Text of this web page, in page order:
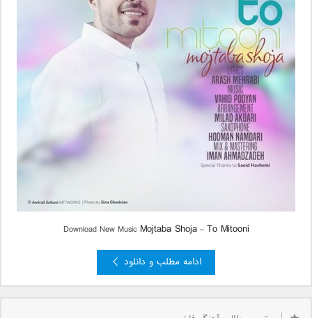
Download New Music Mojtaba Shoja–To Mitooni
ادامه مطلب و دانلود